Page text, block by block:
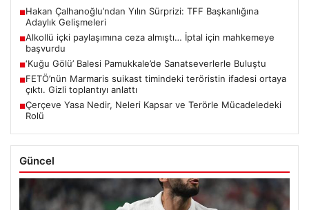
■Hakan Çalhanoğlu’ndan Yılın Sürprizi: TFF Başkanlığına
Adaylık Gelişmeleri
■Alkollü içki paylaşımına ceza almıştı… İptal için mahkemeye
başvurdu
■‘Kuğu Gölü’ Balesi Pamukkale’de Sanatseverlerle Buluştu
■FETÖ’nün Marmaris suikast timindeki teröristin ifadesi ortaya
çıktı. Gizli toplantıyı anlattı
■Çerçeve Yasa Nedir, Neleri Kapsar ve Terörle Mücadeledeki
Rolü
Güncel